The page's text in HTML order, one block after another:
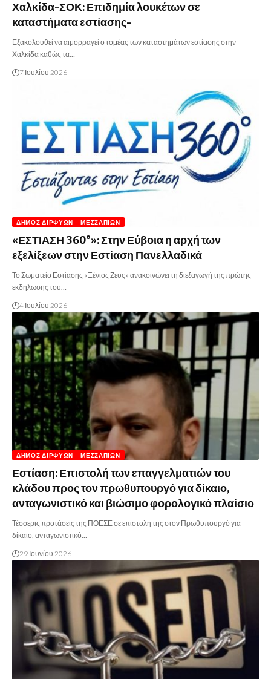
Χαλκίδα-ΣΟΚ: Επιδημία λουκέτων σε
καταστήματα εστίασης-
Εξακολουθεί να αιμορραγεί ο τομέας των καταστημάτων εστίασης στην
Χαλκίδα καθώς τα…
7 Ιουλίου 2026
ΔΉΜΟΣ ΔΙΡΦΎΩΝ – ΜΕΣΣΑΠΊΩΝ
«ΕΣΤΙΑΣΗ 360°»: Στην Εύβοια η αρχή των
εξελίξεων στην Εστίαση Πανελλαδικά
Το Σωματείο Εστίασης «Ξένιος Ζευς» ανακοινώνει τη διεξαγωγή της πρώτης
εκδήλωσης του…
4 Ιουλίου 2026
ΔΉΜΟΣ ΔΙΡΦΎΩΝ – ΜΕΣΣΑΠΊΩΝ
Εστίαση: Επιστολή των επαγγελματιών του
κλάδου προς τον πρωθυπουργό για δίκαιο,
ανταγωνιστικό και βιώσιμο φορολογικό πλαίσιο
Τέσσερις προτάσεις της ΠΟΕΣΕ σε επιστολή της στον Πρωθυπουργό για
δίκαιο, ανταγωνιστικό…
29 Ιουνίου 2026